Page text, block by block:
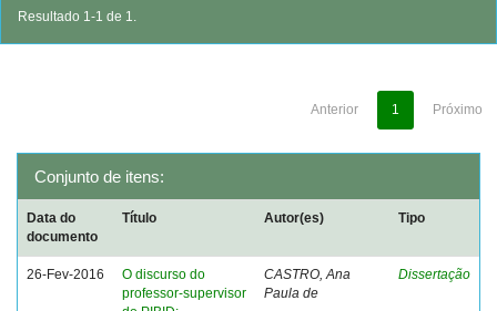
Resultado 1-1 de 1.
Anterior 1 Próximo
Conjunto de itens:
Data do
documento
Título Autor(es) Tipo
26-Fev-2016
O discurso do
professor-supervisor
CASTRO, Ana
Paula de
Dissertação